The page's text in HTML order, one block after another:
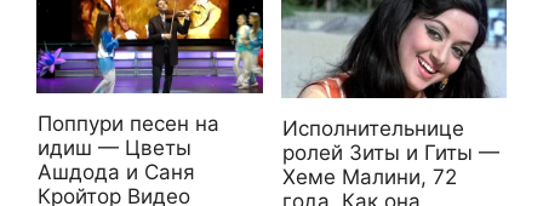
Поппури песен на
идиш — Цветы
Ашдода и Саня
Кройтор Видео
Исполнительнице
ролей Зиты и Гиты —
Хеме Малини, 72
года. Как она